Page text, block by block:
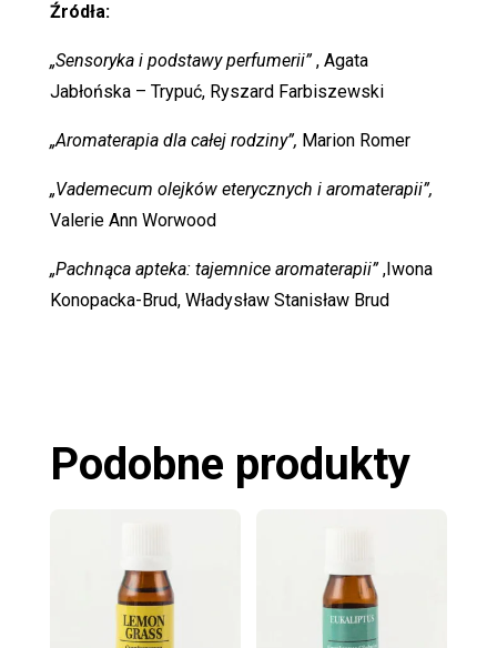
Źródła:
„Sensoryka i podstawy perfumerii”, Agata
Jabłońska – Trypuć, Ryszard Farbiszewski
„Aromaterapia dla całej rodziny”, Marion Romer
„Vademecum olejków eterycznych i aromaterapii”,
Valerie Ann Worwood
„Pachnąca apteka: tajemnice aromaterapii”,Iwona
Konopacka-Brud, Władysław Stanisław Brud
Podobne produkty